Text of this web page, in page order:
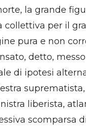
la grande
collettiva per il
pura e non
detto,
di ipotesi
liberista,
scomparsa